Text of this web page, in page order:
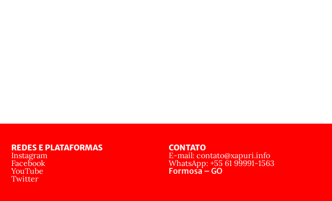
REDES E PLATAFORMAS
Instagram
Facebook
YouTube
Twitter
CONTATO
E-mail: contato@xapuri.info
WhatsApp: +55 61 99991-1563
Formosa – GO